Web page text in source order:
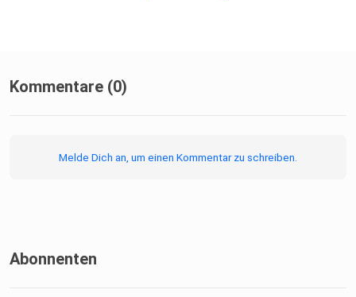
Kommentare (0)
Melde Dich an, um einen Kommentar zu schreiben.
Abonnenten